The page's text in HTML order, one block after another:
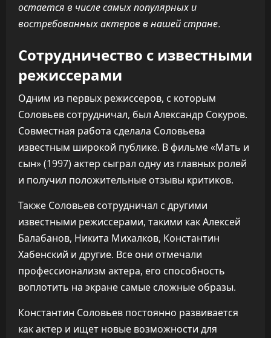
остается в числе самых популярных и
востребованных актеров в нашей стране.
Сотрудничество с известными
режиссерами
Одним из первых режиссеров, с которым
Соловьев сотрудничал, был Александр Сокуров.
Совместная работа сделала Соловьева
известным широкой публике. В фильме «Мать и
сын» (1997) актер сыграл одну из главных ролей
и получил положительные отзывы критиков.
Также Соловьев сотрудничал с другими
известными режиссерами, такими как Алексей
Балабанов, Никита Михалков, Константин
Хабенский и другие. Все они отмечали
профессионализм актера, его способность
воплотить на экране самые сложные образы.
Константин Соловьев постоянно развивается
как актер и ищет новые возможности для